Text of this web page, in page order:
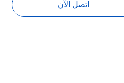
اتصل الآن